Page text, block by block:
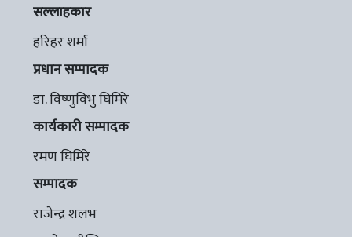
सल्लाहकार
हरिहर शर्मा
प्रधान सम्पादक
डा. विष्णुविभु घिमिरे
कार्यकारी सम्पादक
रमण घिमिरे
सम्पादक
राजेन्द्र शलभ